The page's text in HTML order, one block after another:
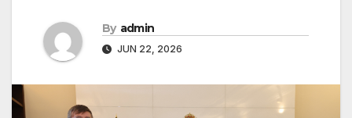
By admin
JUN 22, 2026